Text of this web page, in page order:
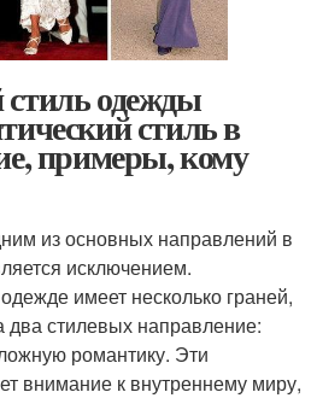
одежды
стиль в
примеры, кому
из основных направлений в
исключением.
имеет несколько граней,
два стилевых направление:
романтику. Эти
внимание к внутреннему миру,